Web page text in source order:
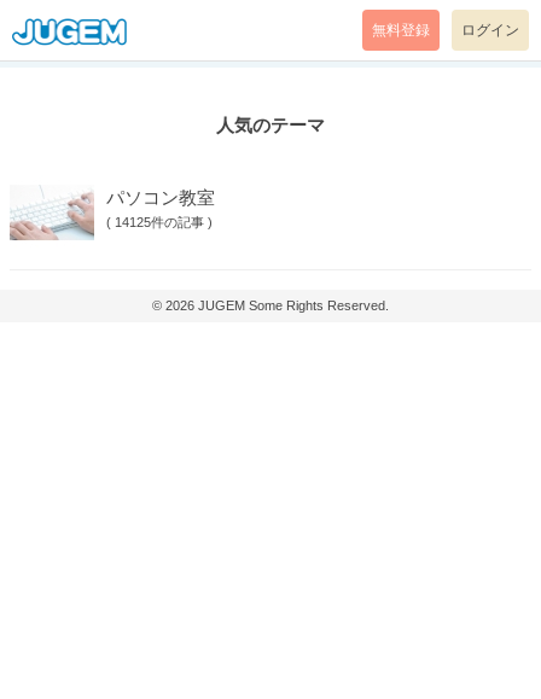
無料登録 ログイン
人気のテーマ
パソコン教室
( 14125件の記事 )
© 2026 JUGEM Some Rights Reserved.